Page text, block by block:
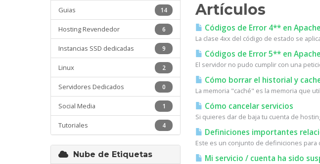
14
Guias
6
Hosting Revendedor
9
Instancias SSD dedicadas
2
Linux
0
Servidores Dedicados
1
Social Media
4
Tutoriales
Artículos
Códigos de Error 4** en Apache
La clase 4xx del código de estado se
Códigos de Error 5** en Apache
El servidor no pudo cumplir con una
Cómo borrar el historial y
La memoria "caché" es la memoria que
Cómo cancelar servicios
Si quieres dar de baja tu cuenta de
Definiciones importantes
Este es un conjunto de definiciones
Mi servicio / cuenta ha sido
Nube de Etiquetas